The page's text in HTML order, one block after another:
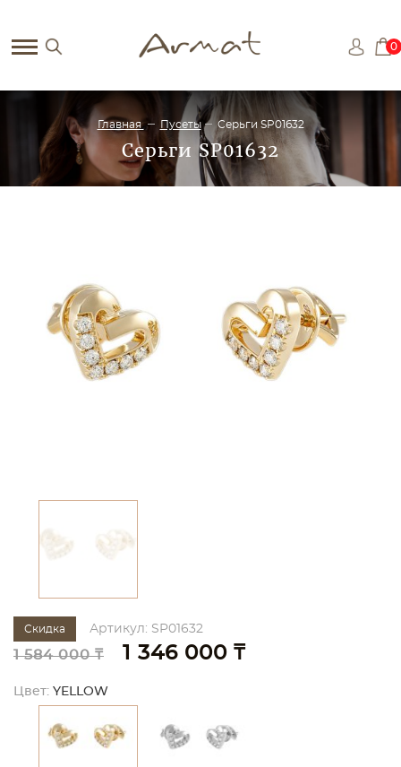
0
Главная Пусеты Серьги SP01632
Серьги SP01632
Скидка Артикул: SP01632
1 584 000 ₸ 1 346 000 ₸
Цвет: YELLOW